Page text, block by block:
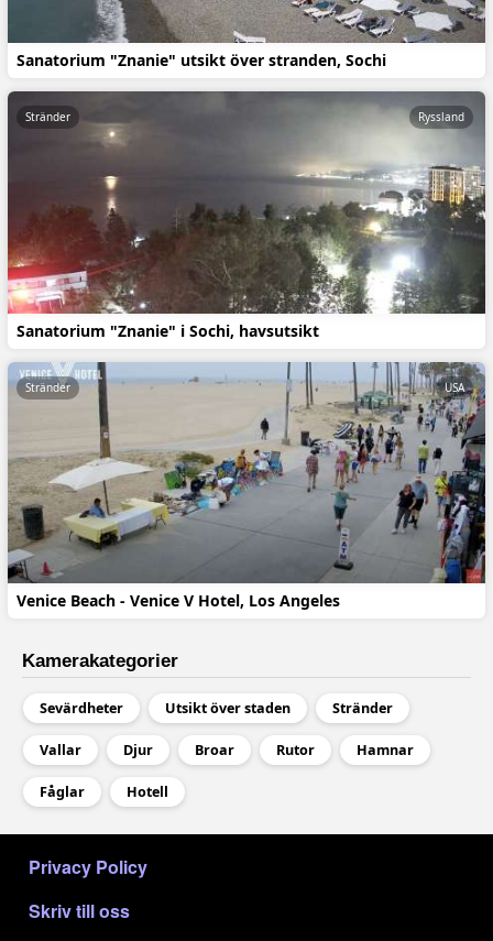
Sanatorium "Znanie" utsikt över stranden, Sochi
Sanatorium "Znanie" i Sochi, havsutsikt
Stränder Ryssland
Venice Beach - Venice V Hotel, Los Angeles
Stränder USA
Kamerakategorier
Sevärdheter Utsikt över staden Stränder
Vallar Djur Broar Rutor Hamnar
Fåglar Hotell
Privacy Policy
Skriv till oss